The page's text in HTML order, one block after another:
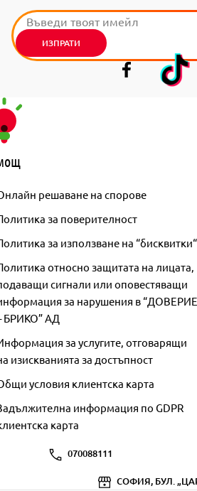
ИЗПРАТИ
решаване на спорове
за поверителност
за използване на “бисквитки“
относно защитата на лицата,
сигнали или оповестяващи
за нарушения в “ДОВЕРИЕ
БРИКО” АД
за услугите, отговарящи
изискванията за достъпност
условия клиентска карта
информация по GDPR
карта
070088111
СОФИЯ, БУЛ.